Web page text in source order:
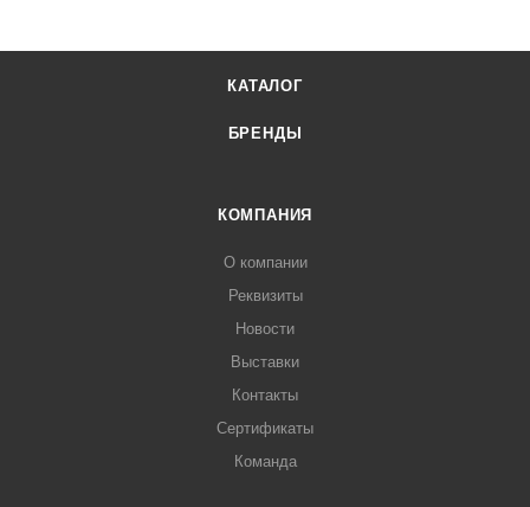
КАТАЛОГ
БРЕНДЫ
КОМПАНИЯ
О компании
Реквизиты
Новости
Выставки
Контакты
Сертификаты
Команда